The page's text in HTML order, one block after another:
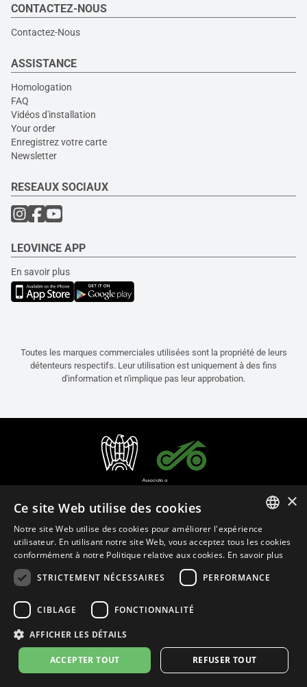
CONTACTEZ-NOUS
Contactez-Nous
ASSISTANCE
Homologation
FAQ
Vidéos d'installation
Your order
Enregistrez votre carte
Newsletter
RESEAUX SOCIAUX
LEOVINCE APP
En savoir plus
Toutes les marques commerciales utilisées sont la propriété de leurs
détenteurs respectifs. Leur utilisation est uniquement à des fins
d'information et n'implique pas leur approbation.
Français (Belgique)
© 2026leovince.com VAT #: 1080016712
ITALIAN
ENGLISH
×
Ce site Web utilise des cookies
Notre site Web utilise des cookies pour améliorer l'expérience
utilisateur. En utilisant notre site Web, vous acceptez tous les cookies
conformément à notre Politique relative aux cookies. En savoir plus
STRICTEMENT NÉCESSAIRES
PERFORMANCE
CIBLAGE FONCTIONNALITÉ
AFFICHER LES DÉTAILS
ACCEPTER TOUT REFUSER TOUT